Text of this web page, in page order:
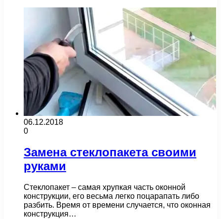
06.12.2018
0
Замена стеклопакета своими
руками
Стеклопакет – самая хрупкая часть оконной
конструкции, его весьма легко поцарапать либо
разбить. Время от времени случается, что оконная
конструкция…